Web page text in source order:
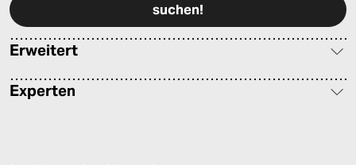
Erweitert
Experten